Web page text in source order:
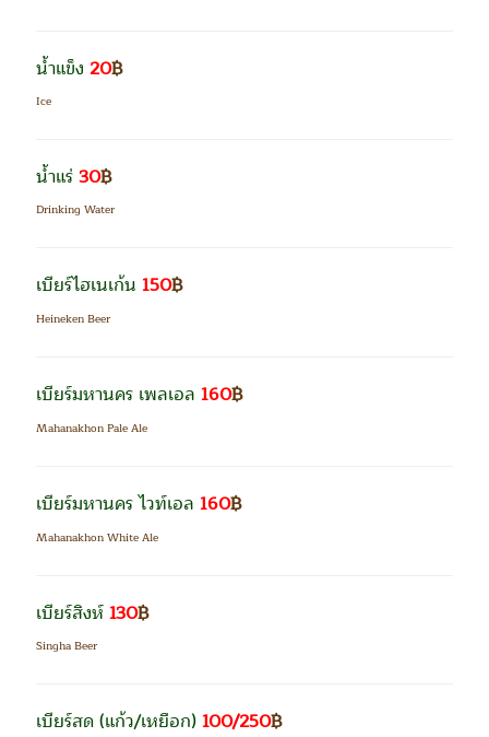
น้ำแข็ง 20฿
Ice
น้ำแร่30฿
Drinking Water
เบียร์ไฮเนเก้น 150฿
Heineken Beer
เบียร์มหานคร เพลเอล 160฿
Mahanakhon Pale Ale
เบียร์มหานคร ไวท์เอล 160฿
Mahanakhon White Ale
เบียร์สิงห์ 130฿
Singha Beer
เบียร์สด(แก้ว/เหยือก) 100/250฿